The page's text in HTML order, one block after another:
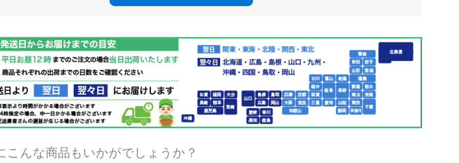
こんな商品もいかがでしょうか？